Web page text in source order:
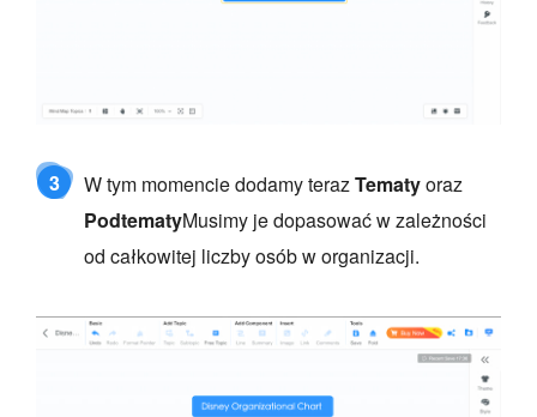
3 W tym momencie dodamy terazTematyoraz
PodtematyMusimy je dopasować w zależności
od całkowitej liczby osób w organizacji.